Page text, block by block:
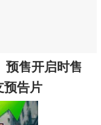
预售开启时售
预告片